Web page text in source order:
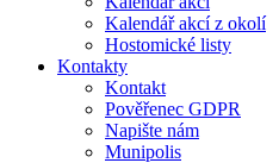
Kalendář akcí z okolí
Hostomické listy
Kontakty
Kontakt
Pověřenec GDPR
Napište nám
Munipolis